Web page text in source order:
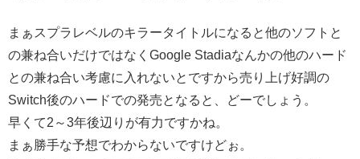
まぁスプラレベルのキラータイトルになると他のソフトと
の兼ね合いだけではなくGoogle Stadiaなんかの他のハード
との兼ね合い考慮に入れないとですから売り上げ好調の
Switch後のハードでの発売となると、どーでしょう。
早くて2～3年後辺りが有力ですかね。
まぁ勝手な予想でわからないですけどぉ。